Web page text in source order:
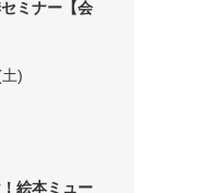
ミナー【会
)
絵本ミュー